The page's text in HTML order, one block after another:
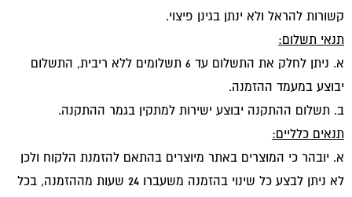
קשורות להראל ולא ינתן בגינן פיצוי.
תנאי תשלום:
א. ניתן לחלק את התשלום עד 6 תשלומים ללא ריבית, התשלום
יבוצע במעמד ההזמנה.
ב. תשלום ההתקנה יבוצע ישירות למתקין בגמר ההתקנה.
תנאים כלליים:
א. יובהר כי המוצרים באתר מיוצרים בהתאם להזמנת הלקוח ולכן
לא ניתן לבצע כל שינוי בהזמנה משעברו 24 שעות מההזמנה, בכל